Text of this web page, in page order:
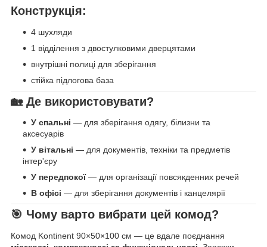
Конструкція:
4 шухляди
1 відділення з двостулковими дверцятами
внутрішні полиці для зберігання
стійка підлогова база
🏡Де використовувати?
У спальні — для зберігання одягу, білизни та
аксесуарів
У вітальні — для документів, техніки та предметів
інтер'єру
У передпокої— для організації повсякденних речей
В офісі — для зберігання документів і канцелярії
🎯 Чому варто вибрати цей комод?
Комод Kontinent 90×50×100 см — це вдале поєднання